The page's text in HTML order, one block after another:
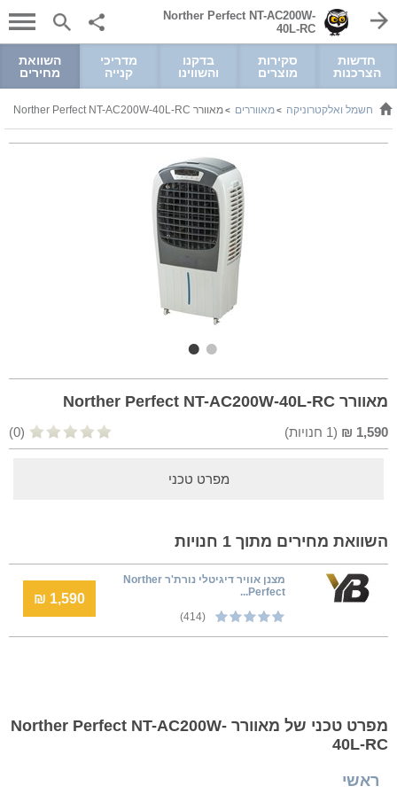
Norther Perfect NT-AC200W-
40L-RC
חדשות
הצרכנות
סקירות
מוצרים
בדקנו
והשווינו
מדריכי
קנייה
השוואת
מחירים
> חשמל ואלקטרוניקה >מאווררים >מאוורר Norther Perfect NT-AC200W-40L-RC
מאוורר Norther Perfect NT-AC200W-40L-RC
1,590
₪
(
1 חנויות) (0)
מפרט טכני
השוואת מחירים מתוך 1 חנויות
‏מצנן אוויר דיגיטלי נורת'ר Norther
Perfect...
(414)
1,590 ₪
מפרט טכני של מאוורר Norther Perfect NT-AC200W-
40L-RC
ראשי